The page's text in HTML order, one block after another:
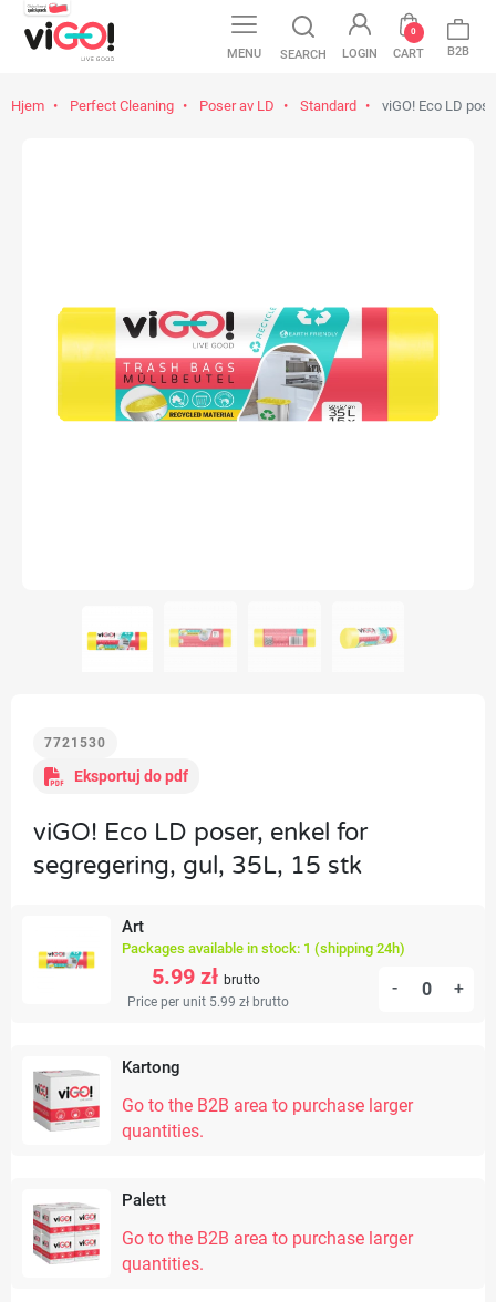
MENU SEARCH LOGIN CART
0
B2B
Hjem Perfect Cleaning Poser av LD Standard viGO! Eco LD
7721530
Eksportuj do pdf
viGO! Eco LD poser, enkel for
segregering, gul, 35L, 15 stk
Art
Packages available in stock: 1 (shipping 24h)
5.99 zł brutto
Price per unit 5.99 zł brutto
- +
Kartong
Go to the B2B area to purchase larger
quantities.
Palett
Go to the B2B area to purchase larger
quantities.